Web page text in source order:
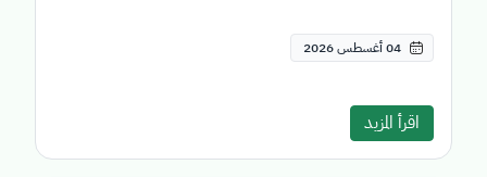
04 أغسطس 2026
اقرأ المزيد